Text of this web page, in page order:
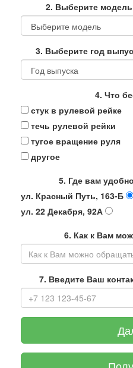
2. Выберите
3. Выберите год
4. Что
стук в рулевой рейке
течь рулевой рейки
тугое вращение руля
другое
5. Где вам
ул. Красный Путь, 163-Б
ул. 22 Декабря, 92А
6. Как к Вам
7. Введите Ваш